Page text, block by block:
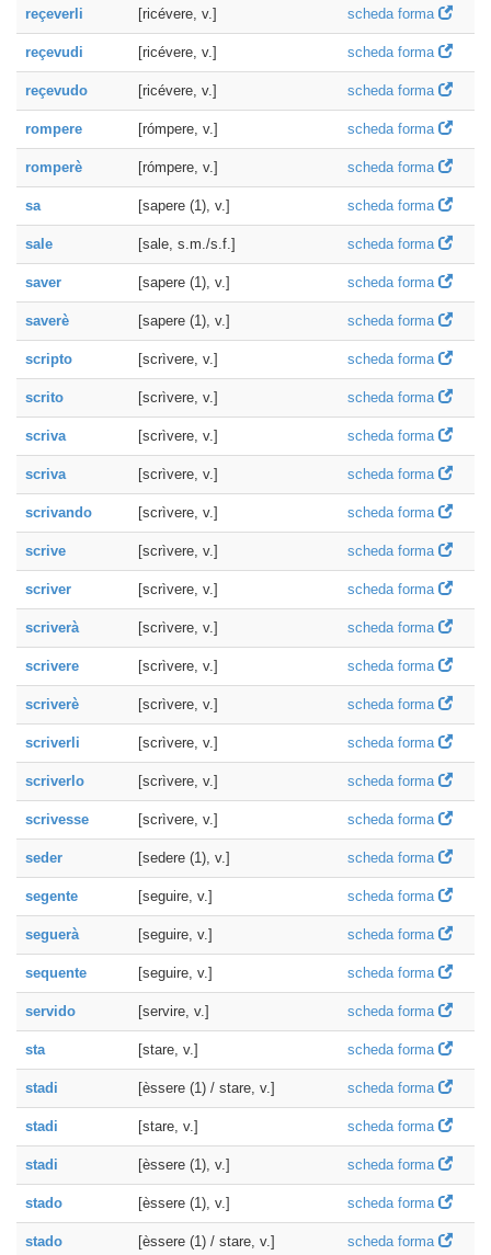
reçeverli [ricévere, v.] scheda forma
reçevudi [ricévere, v.] scheda forma
reçevudo [ricévere, v.] scheda forma
rompere [rómpere, v.] scheda forma
romperè [rómpere, v.] scheda forma
sa [sapere (1), v.] scheda forma
sale [sale, s.m./s.f.] scheda forma
saver [sapere (1), v.] scheda forma
saverè [sapere (1), v.] scheda forma
scripto [scrìvere, v.] scheda forma
scrito [scrìvere, v.] scheda forma
scriva [scrìvere, v.] scheda forma
scriva [scrìvere, v.] scheda forma
scrivando [scrìvere, v.] scheda forma
scrive [scrìvere, v.] scheda forma
scriver [scrìvere, v.] scheda forma
scriverà [scrìvere, v.] scheda forma
scrivere [scrìvere, v.] scheda forma
scriverè [scrìvere, v.] scheda forma
scriverli [scrìvere, v.] scheda forma
scriverlo [scrìvere, v.] scheda forma
scrivesse [scrìvere, v.] scheda forma
seder [sedere (1), v.] scheda forma
segente [seguire, v.] scheda forma
seguerà [seguire, v.] scheda forma
sequente [seguire, v.] scheda forma
servido [servire, v.] scheda forma
sta [stare, v.] scheda forma
stadi [èssere (1) / stare, v.] scheda forma
stadi [stare, v.] scheda forma
stadi [èssere (1), v.] scheda forma
stado [èssere (1), v.] scheda forma
stado [èssere (1) / stare, v.] scheda forma